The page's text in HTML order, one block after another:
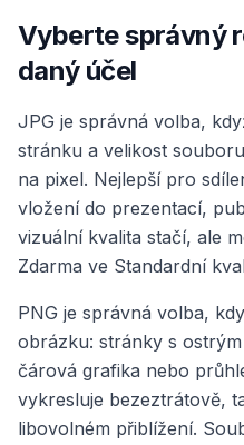
Vyberte správný
daný účel
JPG je správná volba,
stránku a velikost
na pixel. Nejlepší pro
vložení do prezentací,
vizuální kvalita stačí, ale
Zdarma ve Standardní
PNG je správná volba,
obrázku: stránky s
čárová grafika nebo
vykresluje bezeztrátově,
libovolném přiblížení.